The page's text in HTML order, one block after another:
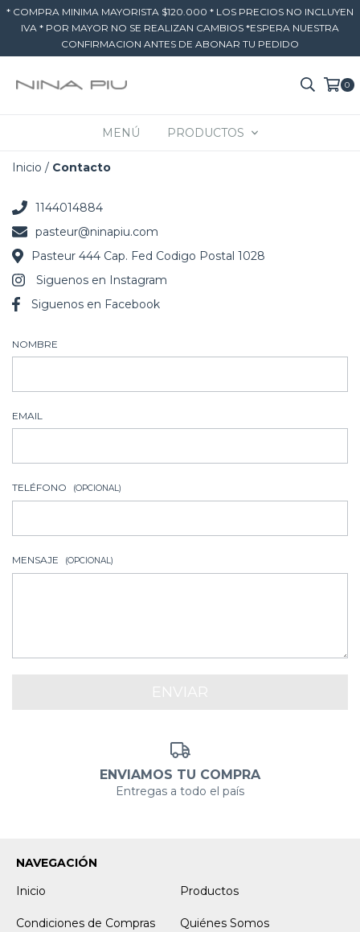
* COMPRA MINIMA MAYORISTA $120.000 * LOS PRECIOS NO INCLUYEN
IVA * POR MAYOR NO SE REALIZAN CAMBIOS *ESPERA NUESTRA
CONFIRMACION ANTES DE ABONAR TU PEDIDO
0
MENÚ PRODUCTOS
Inicio / Contacto
1144014884
pasteur@ninapiu.com
Pasteur 444 Cap. Fed Codigo Postal 1028
Siguenos en Instagram
Siguenos en Facebook
NOMBRE
EMAIL
TELÉFONO (OPCIONAL)
MENSAJE (OPCIONAL)
ENVIAMOS TU COMPRA
Entregas a todo el país
NAVEGACIÓN
Inicio
Productos
Condiciones de Compras Quiénes Somos